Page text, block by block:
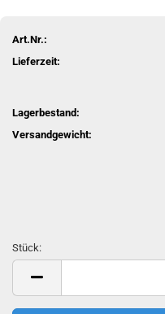
Art.Nr.:
Lieferzeit:
Lagerbestand:
Versandgewicht:
Stück:
Stück